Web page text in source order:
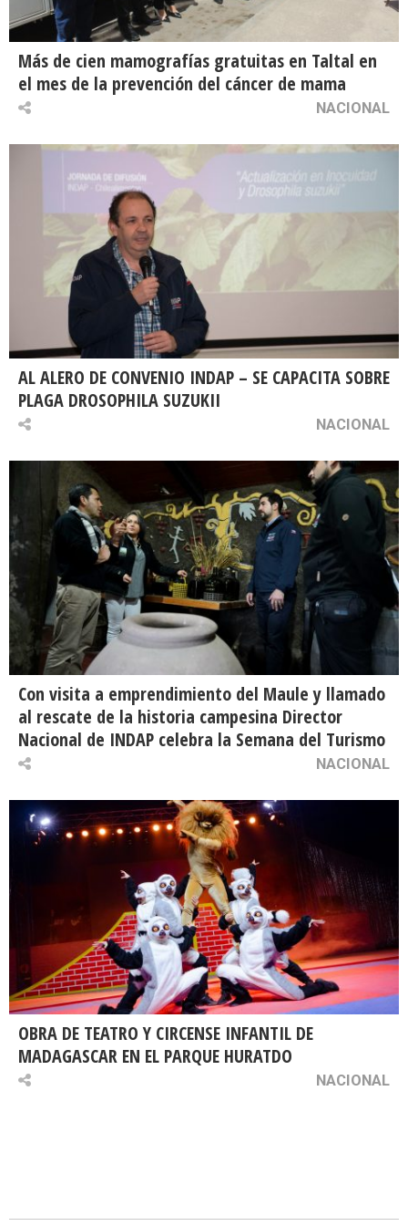
Más de cien mamografías gratuitas en Taltal en
el mes de la prevención del cáncer de mama
NACIONAL
AL ALERO DE CONVENIO INDAP – SE CAPACITA SOBRE
PLAGA DROSOPHILA SUZUKII
NACIONAL
Con visita a emprendimiento del Maule y llamado
al rescate de la historia campesina Director
Nacional de INDAP celebra la Semana del Turismo
NACIONAL
OBRA DE TEATRO Y CIRCENSE INFANTIL DE
MADAGASCAR EN EL PARQUE HURATDO
NACIONAL